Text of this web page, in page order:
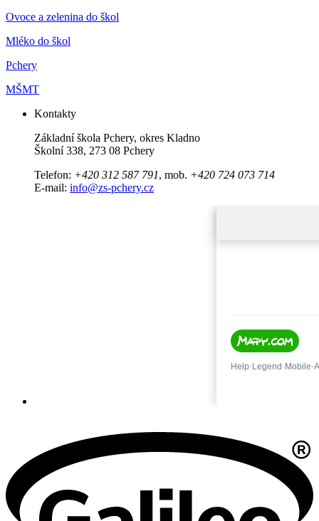
Ovoce a zelenina do škol
Mléko do škol
Pchery
MŠMT
Kontakty
Základní škola Pchery, okres Kladno
Školní 338, 273 08 Pchery
Telefon: +420 312 587 791, mob. +420 724 073 714
E-mail: info@zs-pchery.cz